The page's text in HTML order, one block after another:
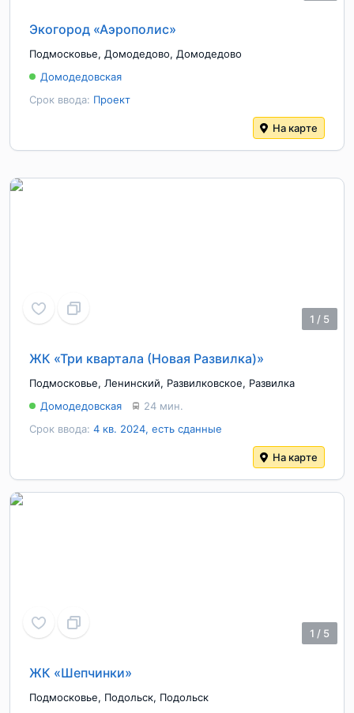
Экогород «Аэрополис»
Подмосковье, Домодедово, Домодедово
Срок ввода: Проект
Домодедовская
На карте
1 / 5
ЖК «Три квартала (Новая Развилка)»
Подмосковье, Ленинский, Развилковское, Развилка
Срок ввода: 4 кв. 2024, есть сданные
Домодедовская 24 мин.
На карте
1 / 5
ЖК «Шепчинки»
Подмосковье, Подольск, Подольск